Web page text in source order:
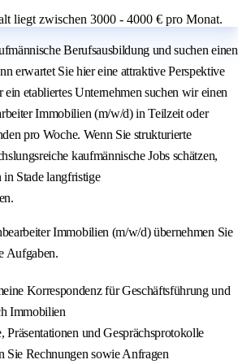
liegt zwischen 3000 - 4000 € pro Monat.
Berufsausbildung und suchen einen
erwartet Sie hier eine attraktive Perspektive
etabliertes Unternehmen suchen wir einen
Immobilien (m/w/d) in Teilzeit oder
pro Woche. Wenn Sie strukturierte
kaufmännische Jobs schätzen,
in Stade langfristige
Immobilien (m/w/d) übernehmen Sie
Aufgaben.
Korrespondenz für Geschäftsführung und
Immobilien
Präsentationen und Gesprächsprotokolle
Sie Rechnungen sowie Anfragen